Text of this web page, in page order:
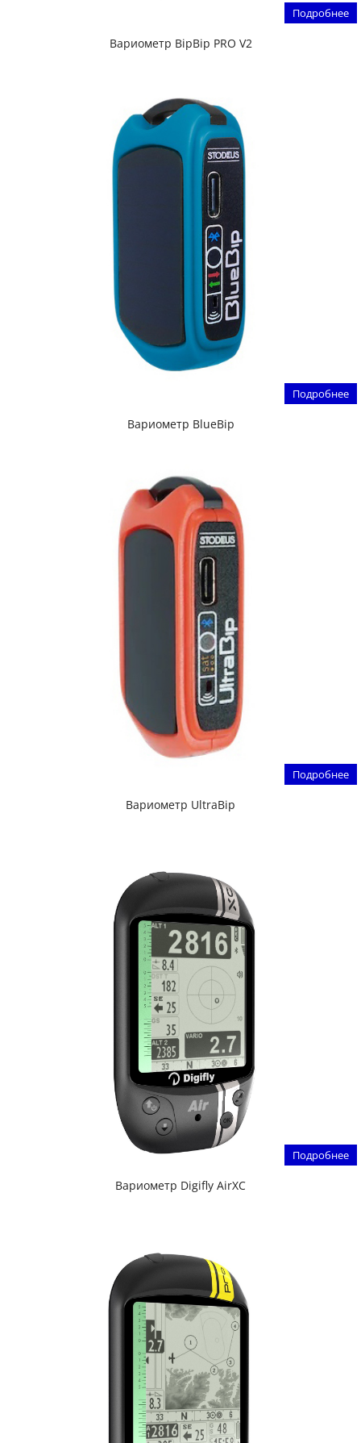
Подробнее
Вариометр BipBip PRO V2
Подробнее
Вариометр BlueBip
Подробнее
Вариометр UltraBip
Подробнее
Вариометр Digifly AirXC